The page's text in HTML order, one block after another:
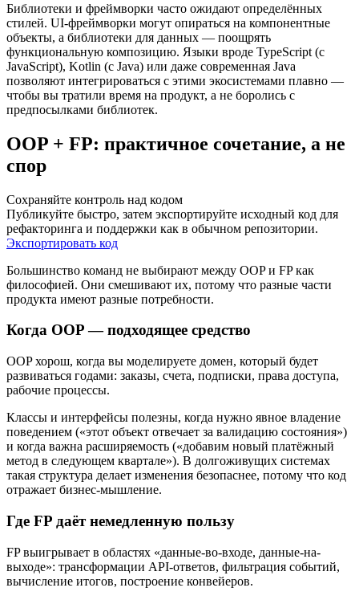
Библиотеки и фреймворки часто ожидают определённых
стилей. UI-фреймворки могут опираться на компонентные
объекты, а библиотеки для данных — поощрять
функциональную композицию. Языки вроде TypeScript (с
JavaScript), Kotlin (с Java) или даже современная Java
позволяют интегрироваться с этими экосистемами плавно —
чтобы вы тратили время на продукт, а не боролись с
предпосылками библиотек.
OOP + FP: практичное сочетание, а не
спор
Сохраняйте контроль над кодом
Публикуйте быстро, затем экспортируйте исходный код для
рефакторинга и поддержки как в обычном репозитории.
Экспортировать код
Большинство команд не выбирают между OOP и FP как
философией. Они смешивают их, потому что разные части
продукта имеют разные потребности.
Когда OOP — подходящее средство
OOP хорош, когда вы моделируете домен, который будет
развиваться годами: заказы, счета, подписки, права доступа,
рабочие процессы.
Классы и интерфейсы полезны, когда нужно явное владение
поведением («этот объект отвечает за валидацию состояния»)
и когда важна расширяемость («добавим новый платёжный
метод в следующем квартале»). В долгоживущих системах
такая структура делает изменения безопаснее, потому что код
отражает бизнес-мышление.
Где FP даёт немедленную пользу
FP выигрывает в областях «данные-во-входе, данные-на-
выходе»: трансформации API-ответов, фильтрация событий,
вычисление итогов, построение конвейеров.